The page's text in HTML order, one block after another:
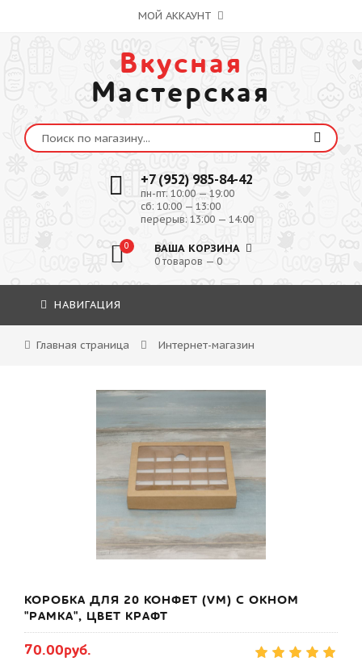
МОЙ АККАУНТ
Вкусная
Мастерская
+7 (952) 985-84-42
пн-пт: 10:00 — 19:00
сб: 10:00 — 13:00
перерыв: 13:00 — 14:00
0 ВАША КОРЗИНА
0 товаров — 0
НАВИГАЦИЯ
Главная страница Интернет-магазин
КОРОБКА ДЛЯ 20 КОНФЕТ (VM) С ОКНОМ
"РАМКА", ЦВЕТ КРАФТ
70.00руб.